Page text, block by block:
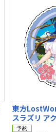
東方
スラズリ ア